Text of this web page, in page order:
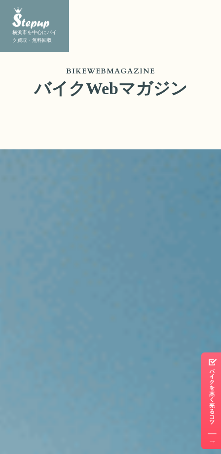
横浜市を中心にバイ
ク買取・無料回収
バイクWebマガジン
BIKEWEBMAGAZINE